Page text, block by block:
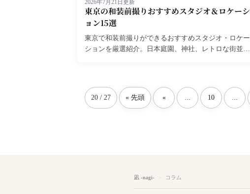
2026年7月21日更新
東京の和装前撮りおすすめスタジオ＆ロケーシ
ョン15選
東京で和装前撮りができるおすすめスタジオ・ロケー
ションを厳選紹介。日本庭園、神社、レトロな街並み
20 / 27 « 先頭 « ... 10 ...
凪 -nagi- コラム